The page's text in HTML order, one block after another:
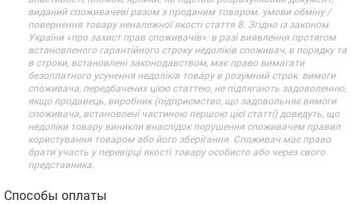
виданий споживачеві разом з проданим товаром. умови обміну /
повернення товару неналежної якості стаття 8. Згідно із законом
України «про захист прав споживачів»: в разі виявлення протягом
встановленого гарантійного строку недоліків споживач, в порядку та
в строки, встановлені законодавством, має право вимагати
безоплатного усунення недоліків товару в розумний строк. вимоги
споживача, передбачених цією статтею, не підлягають задоволенню,
якщо продавець, виробник (підприємство, що задовольняє вимоги
споживача, встановлені частиною першою цієї статті) доведуть, що
недоліки товару виникли внаслідок порушення споживачем правил
користування товаром або його зберігання. Споживач має право
брати участь у перевірці якості товару особисто або через свого
представника.
Способы оплаты